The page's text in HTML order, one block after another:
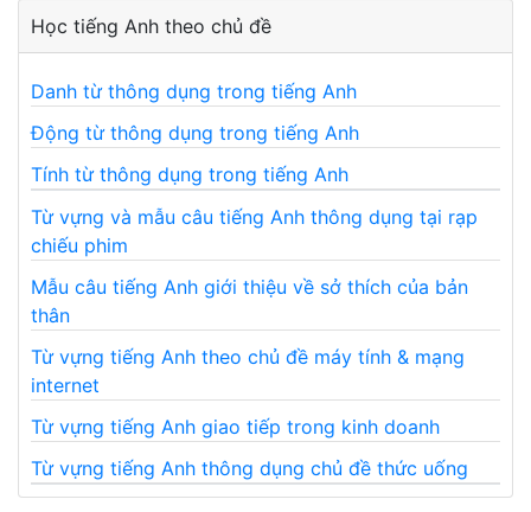
Học tiếng Anh theo chủ đề
Danh từ thông dụng trong tiếng Anh
Động từ thông dụng trong tiếng Anh
Tính từ thông dụng trong tiếng Anh
Từ vựng và mẫu câu tiếng Anh thông dụng tại rạp
chiếu phim
Mẫu câu tiếng Anh giới thiệu về sở thích của bản
thân
Từ vựng tiếng Anh theo chủ đề máy tính & mạng
internet
Từ vựng tiếng Anh giao tiếp trong kinh doanh
Từ vựng tiếng Anh thông dụng chủ đề thức uống